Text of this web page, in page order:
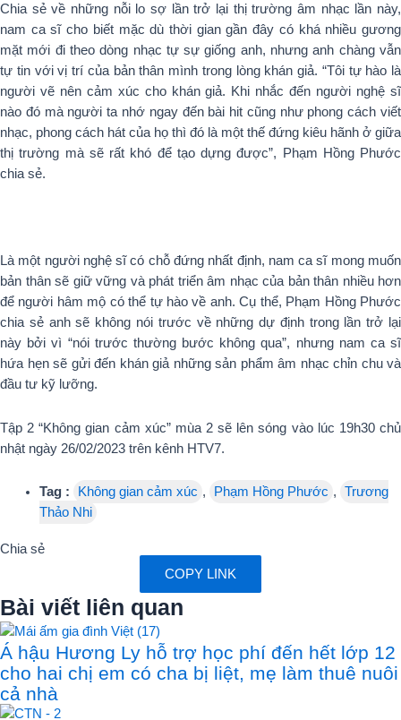
Chia sẻ về những nỗi lo sợ lần trở lại thị trường âm nhạc lần này,
nam ca sĩ cho biết mặc dù thời gian gần đây có khá nhiều gương
mặt mới đi theo dòng nhạc tự sự giống anh, nhưng anh chàng vẫn
tự tin với vị trí của bản thân mình trong lòng khán giả. “Tôi tự hào là
người vẽ nên cảm xúc cho khán giả. Khi nhắc đến người nghệ sĩ
nào đó mà người ta nhớ ngay đến bài hit cũng như phong cách viết
nhạc, phong cách hát của họ thì đó là một thế đứng kiêu hãnh ở giữa
thị trường mà sẽ rất khó để tạo dựng được”, Phạm Hồng Phước
chia sẻ.
Là một người nghệ sĩ có chỗ đứng nhất định, nam ca sĩ mong muốn
bản thân sẽ giữ vững và phát triển âm nhạc của bản thân nhiều hơn
để người hâm mộ có thể tự hào về anh. Cụ thể, Phạm Hồng Phước
chia sẻ anh sẽ không nói trước về những dự định trong lần trở lại
này bởi vì “nói trước thường bước không qua”, nhưng nam ca sĩ
hứa hẹn sẽ gửi đến khán giả những sản phẩm âm nhạc chỉn chu và
đầu tư kỹ lưỡng.
Tập 2 “Không gian cảm xúc” mùa 2 sẽ lên sóng vào lúc 19h30 chủ
nhật ngày 26/02/2023 trên kênh HTV7.
Tag : Không gian cảm xúc , Phạm Hồng Phước ,
Trương
Thảo Nhi
Chia sẻ
COPY LINK
Bài viết liên quan
Á hậu Hương Ly hỗ trợ học phí đến hết lớp 12
cho hai chị em có cha bị liệt, mẹ làm thuê nuôi
cả nhà